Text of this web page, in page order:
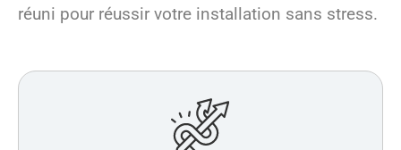
réuni pour réussir votre installation sans stress.